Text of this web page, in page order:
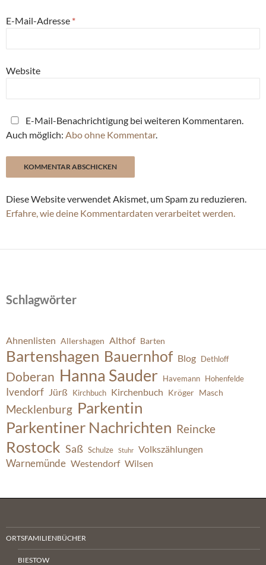
E-Mail-Adresse *
Website
E-Mail-Benachrichtigung bei weiteren Kommentaren.
Auch möglich: Abo ohne Kommentar.
Diese Website verwendet Akismet, um Spam zu reduzieren.
Erfahre, wie deine Kommentardaten verarbeitet werden.
Schlagwörter
Ahnenlisten Allershagen Althof Barten
Bartenshagen Bauernhof Blog Dethloff
Doberan Hanna Sauder Havemann Hohenfelde
Ivendorf Jürß Kirchbuch Kirchenbuch Kröger Masch
Mecklenburg Parkentin
Parkentiner Nachrichten Reincke
Rostock Saß Schulze Stuhr Volkszählungen
Warnemünde Westendorf Wilsen
ORTSFAMILIENBÜCHER
BIESTOW